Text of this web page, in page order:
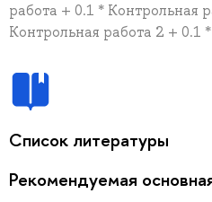
работа + 0.1 * Контрольная
Контрольная работа 2 +
Список литературы
Рекомендуемая